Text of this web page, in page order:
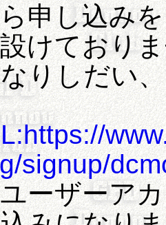
申し込み
けており
りしだい
signup/
ーザーア